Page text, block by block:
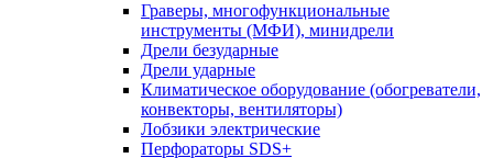
Граверы, многофункциональные
инструменты (МФИ), минидрели
Дрели безударные
Дрели ударные
Климатическое оборудование (обогреватели,
конвекторы, вентиляторы)
Лобзики электрические
Перфораторы SDS+